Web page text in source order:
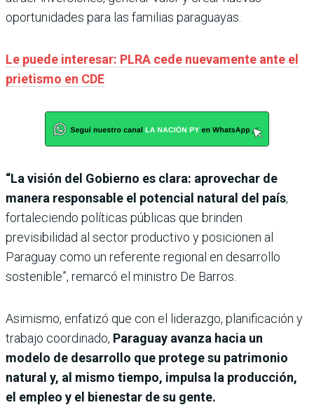
oportunidades para las familias paraguayas.
Le puede interesar: PLRA cede nuevamente ante el
prietismo en CDE
“La visión del Gobierno es clara: aprovechar de
manera responsable el potencial natural del país,
fortaleciendo políticas públicas que brinden
previsibilidad al sector productivo y posicionen al
Paraguay como un referente regional en desarrollo
sostenible”, remarcó el ministro De Barros.
Asimismo, enfatizó que con el liderazgo, planificación y
trabajo coordinado, Paraguay avanza hacia un
modelo de desarrollo que protege su patrimonio
natural y, al mismo tiempo, impulsa la producción,
el empleo y el bienestar de su gente.